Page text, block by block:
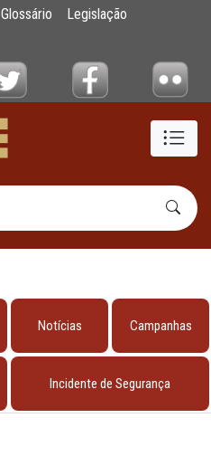
Glossário
Legislação
Notícias Campanhas
Incidente de Segurança